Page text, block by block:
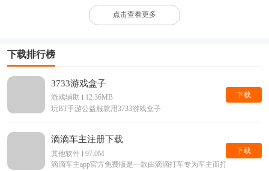
点击查看更多
下载排行榜
3733游戏盒子
游戏辅助
12.36MB
玩BT手游公益服就用3733游戏盒子
下载
滴滴车主注册下载
其他软件
97.0M
滴滴车主app官方免费版是一款由滴滴打车专为车主而打造的手机
下载